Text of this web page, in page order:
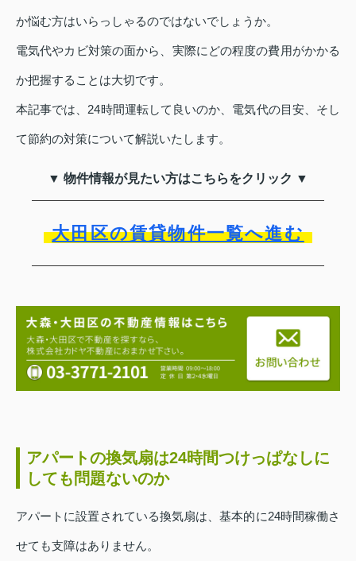
か悩む方はいらっしゃるのではないでしょうか。
電気代やカビ対策の面から、実際にどの程度の費用がかかる
か把握することは大切です。
本記事では、24時間運転して良いのか、電気代の目安、そし
て節約の対策について解説いたします。
▼ 物件情報が見たい方はこちらをクリック ▼
大田区の賃貸物件一覧へ進む
アパートの換気扇は24時間つけっぱなしに
しても問題ないのか
アパートに設置されている換気扇は、基本的に24時間稼働さ
せても支障はありません。